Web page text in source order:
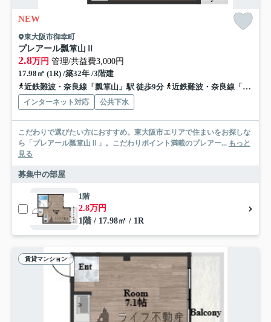
NEW
東大阪市御幸町
プレアール瓢箪山Ⅱ
2.8万円 管理/共益費3,000円
17.98㎡ (1R) /築32年 /3階建
近鉄難波・奈良線「瓢箪山」駅 徒歩9分
近鉄難波・奈良線「東花園」駅 徒歩18分
インターネット対応 公共下水
こだわりで選びたい方におすすめ。東大阪市エリアで住まいをお探しな
ら「プレアール瓢箪山Ⅱ」。こだわりポイント満載のプレアー... もっと
見る
募集中の部屋
1階
2.8万円
1階 / 17.98㎡ / 1R
賃貸マンション